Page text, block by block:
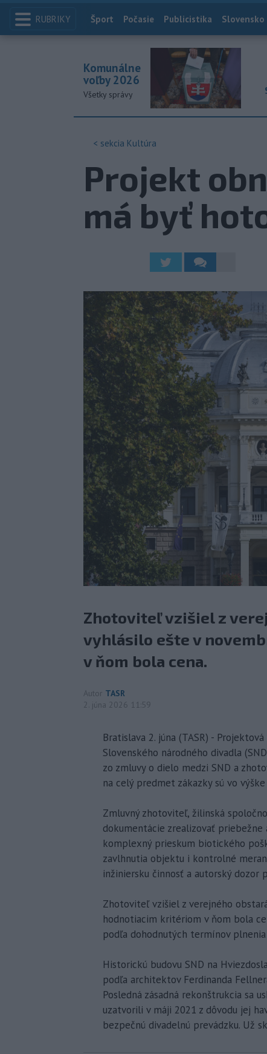
RUBRIKY Index
Šport Počasie Publicistika Slovensko
Komunálne
voľby 2026
Všetky správy
< sekcia Kultúra
Projekt
má byť
Zhotoviteľ vzišiel z
vyhlásilo ešte v
v ňom bola cena.
Autor TASR
2. júna 2026 11:59
Bratislava 2. júna (TASR) -
Slovenského národného divadla
zo zmluvy o dielo medzi SND a
na celý predmet zákazky sú vo
Zmluvný zhotoviteľ, žilinská
dokumentácie zrealizovať
komplexný prieskum biotického
zavlhnutia objektu i kontrolné
inžiniersku činnosť a autorský dozor
Zhotoviteľ vzišiel z verejného
hodnotiacim kritériom v ňom bola
podľa dohodnutých termínov
Historickú budovu SND na
podľa architektov Ferdinanda
Posledná zásadná rekonštrukcia sa
uzatvorili v máji 2021 z dôvodu jej
bezpečnú divadelnú prevádzku. Už